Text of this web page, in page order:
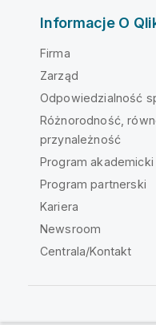
Informacje O
Firma
Zarząd
Odpowiedzialność
Różnorodność,
przynależność
Program akademicki
Program partnerski
Kariera
Newsroom
Centrala/Kontakt